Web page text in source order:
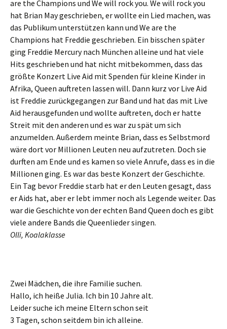
are the Champions und We will rock you. We will rock you
hat Brian May geschrieben, er wollte ein Lied machen, was
das Publikum unterstützen kann und We are the
Champions hat Freddie geschrieben. Ein bisschen später
ging Freddie Mercury nach München alleine und hat viele
Hits geschrieben und hat nicht mitbekommen, dass das
größte Konzert Live Aid mit Spenden für kleine Kinder in
Afrika, Queen auftreten lassen will. Dann kurz vor Live Aid
ist Freddie zurückgegangen zur Band und hat das mit Live
Aid herausgefunden und wollte auftreten, doch er hatte
Streit mit den anderen und es war zu spät um sich
anzumelden. Außerdem meinte Brian, dass es Selbstmord
wäre dort vor Millionen Leuten neu aufzutreten. Doch sie
durften am Ende und es kamen so viele Anrufe, dass es in die
Millionen ging. Es war das beste Konzert der Geschichte.
Ein Tag bevor Freddie starb hat er den Leuten gesagt, dass
er Aids hat, aber er lebt immer noch als Legende weiter. Das
war die Geschichte von der echten Band Queen doch es gibt
viele andere Bands die Queenlieder singen.
Olli, Koalaklasse
Zwei Mädchen, die ihre Familie suchen.
Hallo, ich heiße Julia. Ich bin 10 Jahre alt.
Leider suche ich meine Eltern schon seit
3 Tagen, schon seitdem bin ich alleine.